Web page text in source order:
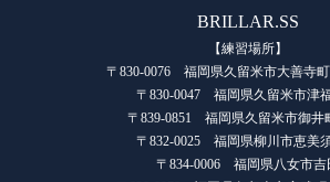
BRILLAR.SS
【練習場所】
〒830-0076 福岡県久留米市大善寺
〒830-0047 福岡県久留米市津
〒839-0851 福岡県久留米市御井
〒832-0025 福岡県柳川市恵美
〒834-0006 福岡県八女市吉